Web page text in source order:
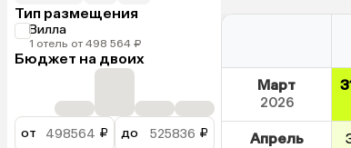
Тип размещения
Вилла
1 отель от 498 564 ₽
Бюджет на двоих
от ₽ до ₽
Март
2026
Апрель